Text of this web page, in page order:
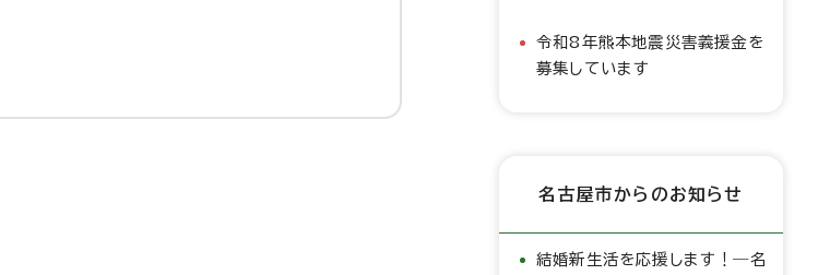
令和8年熊本地震災害義援金を
募集しています
名古屋市からのお知らせ
結婚新生活を応援します！―名